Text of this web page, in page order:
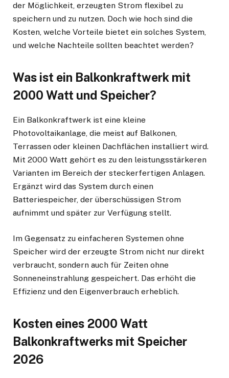
der Möglichkeit, erzeugten Strom flexibel zu
speichern und zu nutzen. Doch wie hoch sind die
Kosten, welche Vorteile bietet ein solches System,
und welche Nachteile sollten beachtet werden?
Was ist ein Balkonkraftwerk mit
2000 Watt und Speicher?
Ein Balkonkraftwerk ist eine kleine
Photovoltaikanlage, die meist auf Balkonen,
Terrassen oder kleinen Dachflächen installiert wird.
Mit 2000 Watt gehört es zu den leistungsstärkeren
Varianten im Bereich der steckerfertigen Anlagen.
Ergänzt wird das System durch einen
Batteriespeicher, der überschüssigen Strom
aufnimmt und später zur Verfügung stellt.
Im Gegensatz zu einfacheren Systemen ohne
Speicher wird der erzeugte Strom nicht nur direkt
verbraucht, sondern auch für Zeiten ohne
Sonneneinstrahlung gespeichert. Das erhöht die
Effizienz und den Eigenverbrauch erheblich.
Kosten eines 2000 Watt
Balkonkraftwerks mit Speicher
2026